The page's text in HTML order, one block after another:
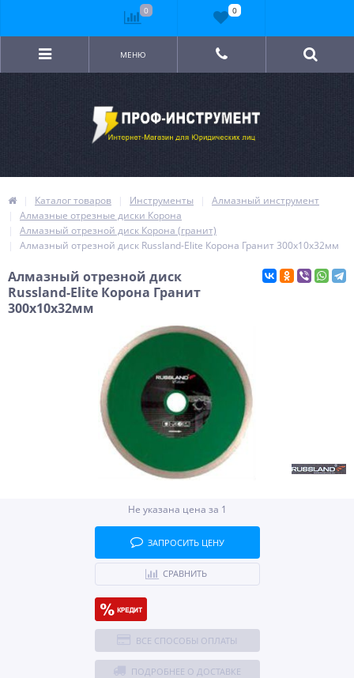
МЕНЮ
Каталог товаров Инструменты
Алмазный инструмент
Алмазные отрезные диски Корона
Алмазный отрезной диск Корона (гранит)
Алмазный отрезной диск Russland-Elite Корона Гранит 300х10х32мм
Алмазный отрезной диск
Russland-Elite Корона Гранит
300х10х32мм
Не указана цена за 1
ЗАПРОСИТЬ ЦЕНУ
СРАВНИТЬ
ВСЕ СПОСОБЫ ОПЛАТЫ
ПОДРОБНЕЕ О ДОСТАВКЕ
0 0